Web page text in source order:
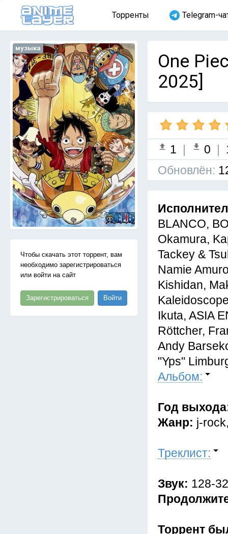
Торренты Telegram-
музыка
Чтобы скачать этот торрент, вам
необходимо зарегистрироваться
или войти на сайт
Зарегистрироваться Войти
One
2025]
1 | 0 |
Обновлён:
BLANCO,
Okamura,
Tackey &
Namie
Kishidan,
Ikuta, ASIA
Röttcher,
Andy
"Yps"
Альбом:
Год
Жанр: j-
Треклист:
Звук: 128-
Торрент